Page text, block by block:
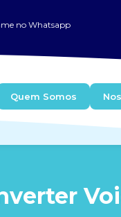
no Whatsapp
Quem Somos